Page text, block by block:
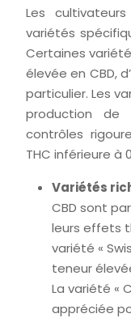
Les
variétés
Certaines
élevée en CBD,
particulier. Les
production de
contrôles
THC inférieure à
Variétés
CBD sont
leurs effets
variété «
teneur
La variété «
appréciée